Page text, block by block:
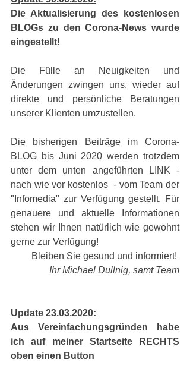
Die Aktualisierung des kostenlosen
BLOGs zu den Corona-News wurde
eingestellt!
Die Fülle an Neuigkeiten und
Änderungen zwingen uns, wieder auf
direkte und persönliche Beratungen
unserer Klienten umzustellen.
Die bisherigen Beiträge im Corona-
BLOG bis Juni 2020 werden trotzdem
unter dem unten angeführten LINK -
nach wie vor kostenlos  - vom Team der
"Infomedia" zur Verfügung gestellt. Für
genauere und aktuelle Informationen
stehen wir Ihnen natürlich wie gewohnt
gerne zur Verfügung!
Bleiben Sie gesund und informiert!
Ihr Michael Dullnig, samt Team
Update 23.03.2020:
Aus Vereinfachungsgründen habe
ich auf meiner Startseite RECHTS
oben einen Button